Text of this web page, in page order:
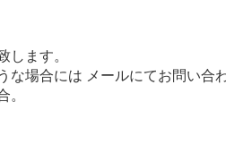
ます。
場合には メールにてお問い合